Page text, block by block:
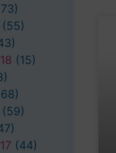
(55)
(15)
(59)
(44)